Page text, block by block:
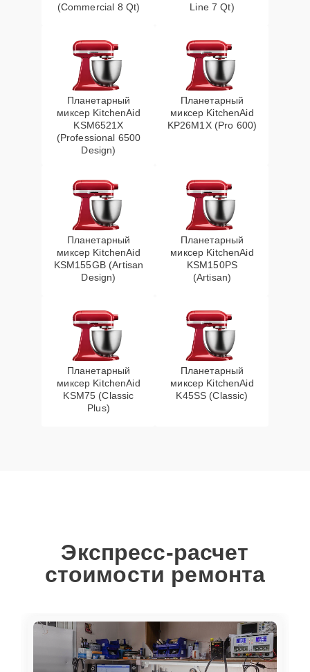
(Commercial 8 Qt) Line 7 Qt)
Планетарный
миксер KitchenAid
KSM6521X
(Professional 6500
Design)
Планетарный
миксер KitchenAid
KP26M1X (Pro 600)
Планетарный
миксер KitchenAid
KSM155GB (Artisan
Design)
Планетарный
миксер KitchenAid
KSM150PS
(Artisan)
Планетарный
миксер KitchenAid
KSM75 (Classic
Plus)
Планетарный
миксер KitchenAid
K45SS (Classic)
Экспресс-расчет
стоимости ремонта